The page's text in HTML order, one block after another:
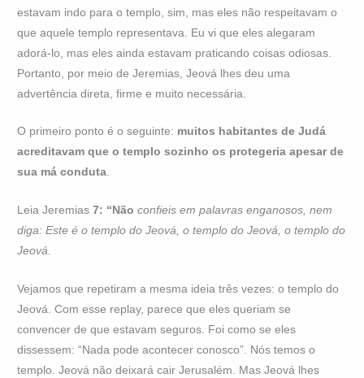
estavam indo para o templo, sim, mas eles não respeitavam o
que aquele templo representava. Eu vi que eles alegaram
adorá-lo, mas eles ainda estavam praticando coisas odiosas.
Portanto, por meio de Jeremias, Jeová lhes deu uma
advertência direta, firme e muito necessária.
O primeiro ponto é o seguinte: muitos habitantes de Judá
acreditavam que o templo sozinho os protegeria apesar de
sua má conduta.
Leia Jeremias7: “Não confieis em palavras enganosos, nem
diga: Este é o templo do Jeová, o templo do Jeová, o templo do
Jeová.
Vejamos que repetiram a mesma ideia três vezes: o templo do
Jeová. Com esse replay, parece que eles queriam se
convencer de que estavam seguros. Foi como se eles
dissessem: “Nada pode acontecer conosco”. Nós temos o
templo. Jeová não deixará cair Jerusalém. Mas Jeová lhes